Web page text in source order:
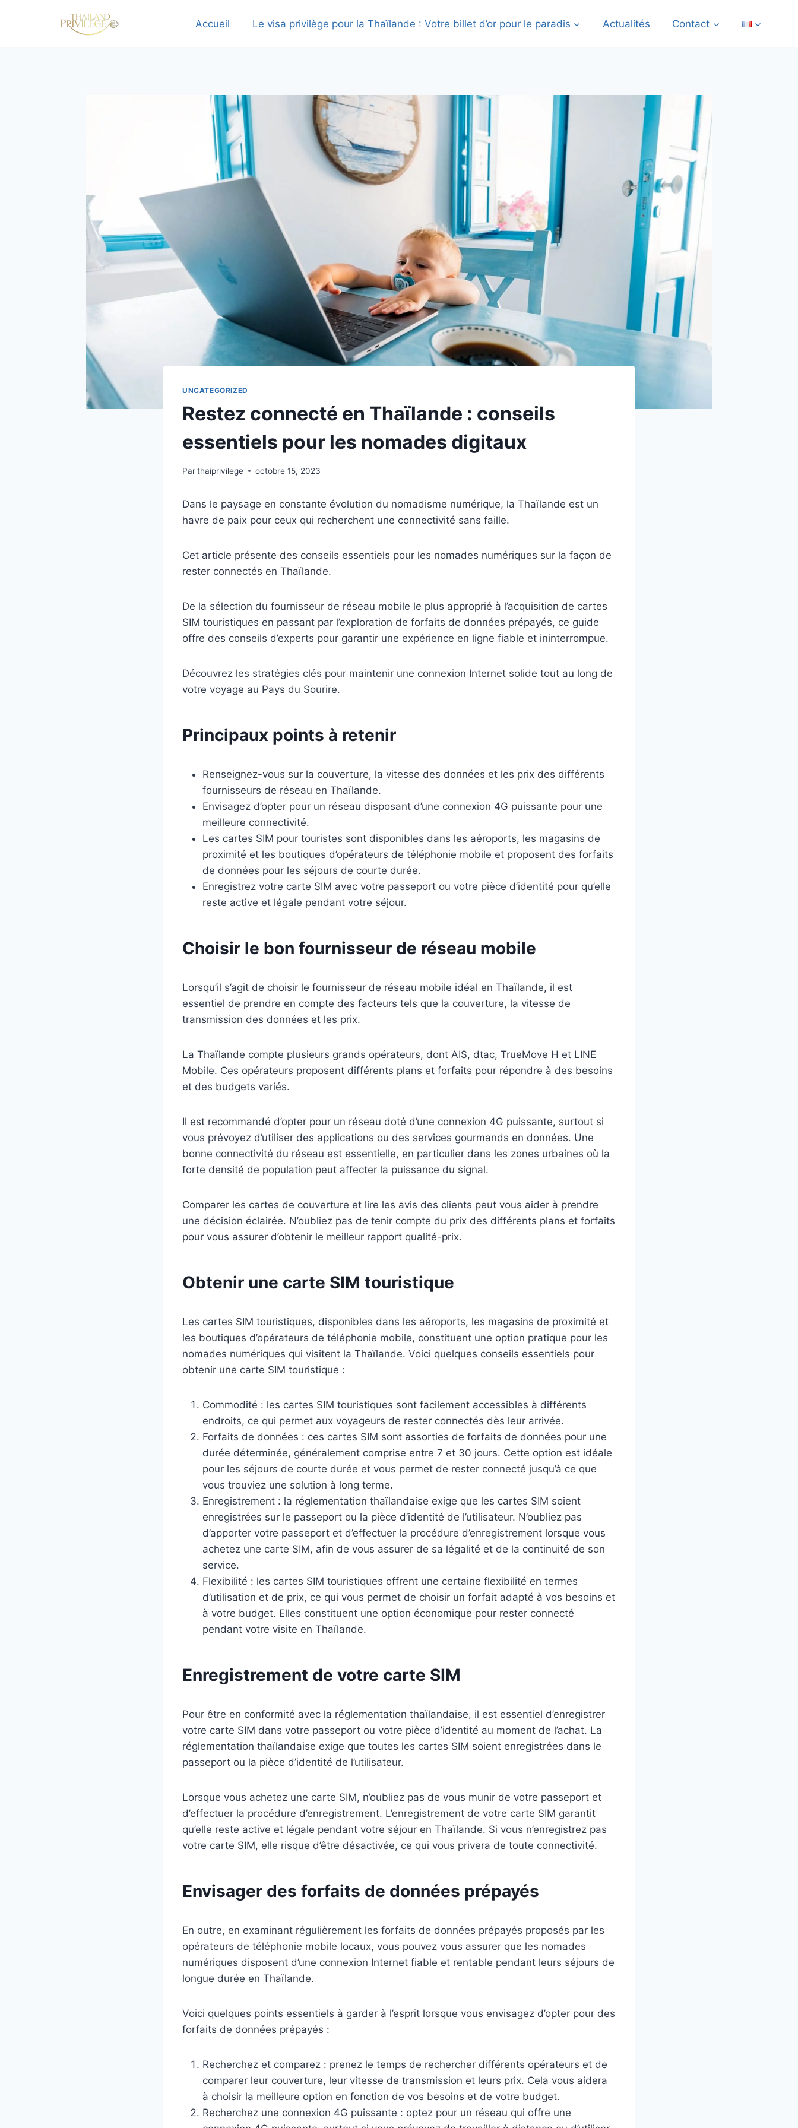
Accueil Le visa privilège pour la Thaïlande : Votre billet d’or pour le paradis Actualités Contact
UNCATEGORIZED
Restez connecté en Thaïlande : conseils
essentiels pour les nomades digitaux
Parthaiprivilege octobre 15, 2023
Dans le paysage en constante évolution du nomadisme numérique, la Thaïlande est un
havre de paix pour ceux qui recherchent une connectivité sans faille.
Cet article présente des conseils essentiels pour les nomades numériques sur la façon de
rester connectés en Thaïlande.
De la sélection du fournisseur de réseau mobile le plus approprié à l’acquisition de cartes
SIM touristiques en passant par l’exploration de forfaits de données prépayés, ce guide
offre des conseils d’experts pour garantir une expérience en ligne fiable et ininterrompue.
Découvrez les stratégies clés pour maintenir une connexion Internet solide tout au long de
votre voyage au Pays du Sourire.
Principaux points à retenir
Renseignez-vous sur la couverture, la vitesse des données et les prix des différents
fournisseurs de réseau en Thaïlande.
Envisagez d’opter pour un réseau disposant d’une connexion 4G puissante pour une
meilleure connectivité.
Les cartes SIM pour touristes sont disponibles dans les aéroports, les magasins de
proximité et les boutiques d’opérateurs de téléphonie mobile et proposent des forfaits
de données pour les séjours de courte durée.
Enregistrez votre carte SIM avec votre passeport ou votre pièce d’identité pour qu’elle
reste active et légale pendant votre séjour.
Choisir le bon fournisseur de réseau mobile
Lorsqu’il s’agit de choisir le fournisseur de réseau mobile idéal en Thaïlande, il est
essentiel de prendre en compte des facteurs tels que la couverture, la vitesse de
transmission des données et les prix.
La Thaïlande compte plusieurs grands opérateurs, dont AIS, dtac, TrueMove H et LINE
Mobile. Ces opérateurs proposent différents plans et forfaits pour répondre à des besoins
et des budgets variés.
Il est recommandé d’opter pour un réseau doté d’une connexion 4G puissante, surtout si
vous prévoyez d’utiliser des applications ou des services gourmands en données. Une
bonne connectivité du réseau est essentielle, en particulier dans les zones urbaines où la
forte densité de population peut affecter la puissance du signal.
Comparer les cartes de couverture et lire les avis des clients peut vous aider à prendre
une décision éclairée. N’oubliez pas de tenir compte du prix des différents plans et forfaits
pour vous assurer d’obtenir le meilleur rapport qualité-prix.
Obtenir une carte SIM touristique
Les cartes SIM touristiques, disponibles dans les aéroports, les magasins de proximité et
les boutiques d’opérateurs de téléphonie mobile, constituent une option pratique pour les
nomades numériques qui visitent la Thaïlande. Voici quelques conseils essentiels pour
obtenir une carte SIM touristique :
Commodité : les cartes SIM touristiques sont facilement accessibles à différents
endroits, ce qui permet aux voyageurs de rester connectés dès leur arrivée.
Forfaits de données : ces cartes SIM sont assorties de forfaits de données pour une
durée déterminée, généralement comprise entre 7 et 30 jours. Cette option est idéale
pour les séjours de courte durée et vous permet de rester connecté jusqu’à ce que
vous trouviez une solution à long terme.
Enregistrement : la réglementation thaïlandaise exige que les cartes SIM soient
enregistrées sur le passeport ou la pièce d’identité de l’utilisateur. N’oubliez pas
d’apporter votre passeport et d’effectuer la procédure d’enregistrement lorsque vous
achetez une carte SIM, afin de vous assurer de sa légalité et de la continuité de son
service.
Flexibilité : les cartes SIM touristiques offrent une certaine flexibilité en termes
d’utilisation et de prix, ce qui vous permet de choisir un forfait adapté à vos besoins et
à votre budget. Elles constituent une option économique pour rester connecté
pendant votre visite en Thaïlande.
Enregistrement de votre carte SIM
Pour être en conformité avec la réglementation thaïlandaise, il est essentiel d’enregistrer
votre carte SIM dans votre passeport ou votre pièce d’identité au moment de l’achat. La
réglementation thaïlandaise exige que toutes les cartes SIM soient enregistrées dans le
passeport ou la pièce d’identité de l’utilisateur.
Lorsque vous achetez une carte SIM, n’oubliez pas de vous munir de votre passeport et
d’effectuer la procédure d’enregistrement. L’enregistrement de votre carte SIM garantit
qu’elle reste active et légale pendant votre séjour en Thaïlande. Si vous n’enregistrez pas
votre carte SIM, elle risque d’être désactivée, ce qui vous privera de toute connectivité.
Envisager des forfaits de données prépayés
En outre, en examinant régulièrement les forfaits de données prépayés proposés par les
opérateurs de téléphonie mobile locaux, vous pouvez vous assurer que les nomades
numériques disposent d’une connexion Internet fiable et rentable pendant leurs séjours de
longue durée en Thaïlande.
Voici quelques points essentiels à garder à l’esprit lorsque vous envisagez d’opter pour des
forfaits de données prépayés :
Recherchez et comparez : prenez le temps de rechercher différents opérateurs et de
comparer leur couverture, leur vitesse de transmission et leurs prix. Cela vous aidera
à choisir la meilleure option en fonction de vos besoins et de votre budget.
Recherchez une connexion 4G puissante : optez pour un réseau qui offre une